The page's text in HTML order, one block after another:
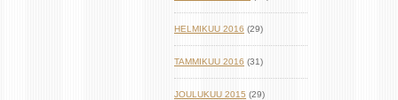
HELMIKUU 2016 (29)
TAMMIKUU 2016 (31)
JOULUKUU 2015 (29)